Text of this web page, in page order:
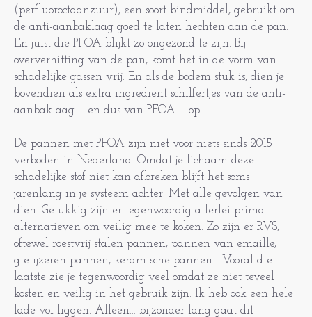
(perfluoroctaanzuur), een soort bindmiddel, gebruikt om
de anti-aanbaklaag goed te laten hechten aan de pan.
En juist die PFOA blijkt zo ongezond te zijn. Bij
oververhitting van de pan, komt het in de vorm van
schadelijke gassen vrij. En als de bodem stuk is, dien je
bovendien als extra ingrediënt schilfertjes van de anti-
aanbaklaag – en dus van PFOA – op.
De pannen met PFOA zijn niet voor niets sinds 2015
verboden in Nederland. Omdat je lichaam deze
schadelijke stof niet kan afbreken blijft het soms
jarenlang in je systeem achter. Met alle gevolgen van
dien. Gelukkig zijn er tegenwoordig allerlei prima
alternatieven om veilig mee te koken. Zo zijn er RVS,
oftewel roestvrij stalen pannen, pannen van emaille,
gietijzeren pannen, keramische pannen… Vooral die
laatste zie je tegenwoordig veel omdat ze niet teveel
kosten en veilig in het gebruik zijn. Ik heb ook een hele
lade vol liggen. Alleen… bijzonder lang gaat dit